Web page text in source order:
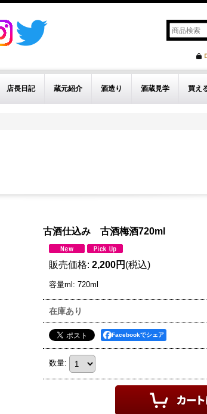
店長日記 蔵元紹介 酒造り 酒蔵見学 買え
古酒仕込み 古酒梅酒720ml
販売価格: 2,200円 (税込)
容量ml : 720ml
在庫あり
Facebookでシェア
数量: